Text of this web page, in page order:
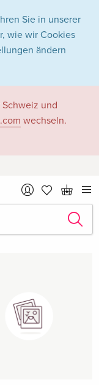
Sie in unserer
wie wir Cookies
ändern
und
wechseln.
-